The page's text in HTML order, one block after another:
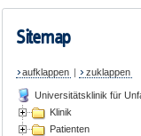
PATIENTEN
ZUWEISER
WEITERBILDUNG
FORSCHUNG
AKTUELLES
Sitemap
aufklappen | zuklappen
Universitätsklinik für
Klinik
Patienten